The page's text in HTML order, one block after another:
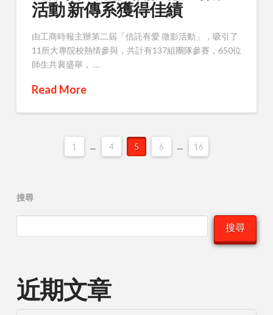
活動 新傳系獲得佳績
由工商時報主辦第二屆「信託有愛 徵影活動」，吸引了
11所大專院校熱情參與，共計有137組團隊參賽，650位
師生共襄盛舉， …
Read More
1 ... 4 5 6 ... 16
搜尋
搜尋
近期文章